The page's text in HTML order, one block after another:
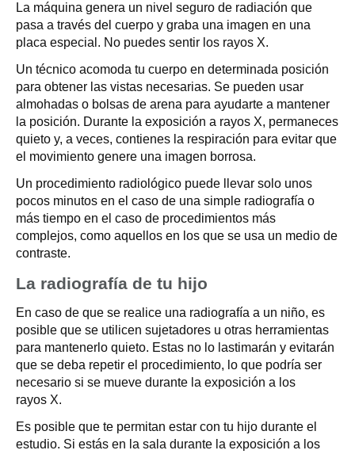
La máquina genera un nivel seguro de radiación que
pasa a través del cuerpo y graba una imagen en una
placa especial. No puedes sentir los rayos X.
Un técnico acomoda tu cuerpo en determinada posición
para obtener las vistas necesarias. Se pueden usar
almohadas o bolsas de arena para ayudarte a mantener
la posición. Durante la exposición a rayos X, permaneces
quieto y, a veces, contienes la respiración para evitar que
el movimiento genere una imagen borrosa.
Un procedimiento radiológico puede llevar solo unos
pocos minutos en el caso de una simple radiografía o
más tiempo en el caso de procedimientos más
complejos, como aquellos en los que se usa un medio de
contraste.
La radiografía de tu hijo
En caso de que se realice una radiografía a un niño, es
posible que se utilicen sujetadores u otras herramientas
para mantenerlo quieto. Estas no lo lastimarán y evitarán
que se deba repetir el procedimiento, lo que podría ser
necesario si se mueve durante la exposición a los
rayos X.
Es posible que te permitan estar con tu hijo durante el
estudio. Si estás en la sala durante la exposición a los